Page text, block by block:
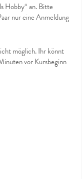
Hobby“ an. Bitte
nur eine Anmeldung
möglich. Ihr könnt
vor Kursbeginn